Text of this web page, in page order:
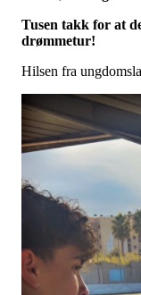
Tusen takk for at
drømmetur!
Hilsen fra